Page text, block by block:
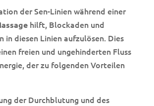
der Sen-Linien während einer
hilft, Blockaden und
in diesen Linien aufzulösen. Dies
freien und ungehinderten Fluss
der zu folgenden Vorteilen
der Durchblutung und des